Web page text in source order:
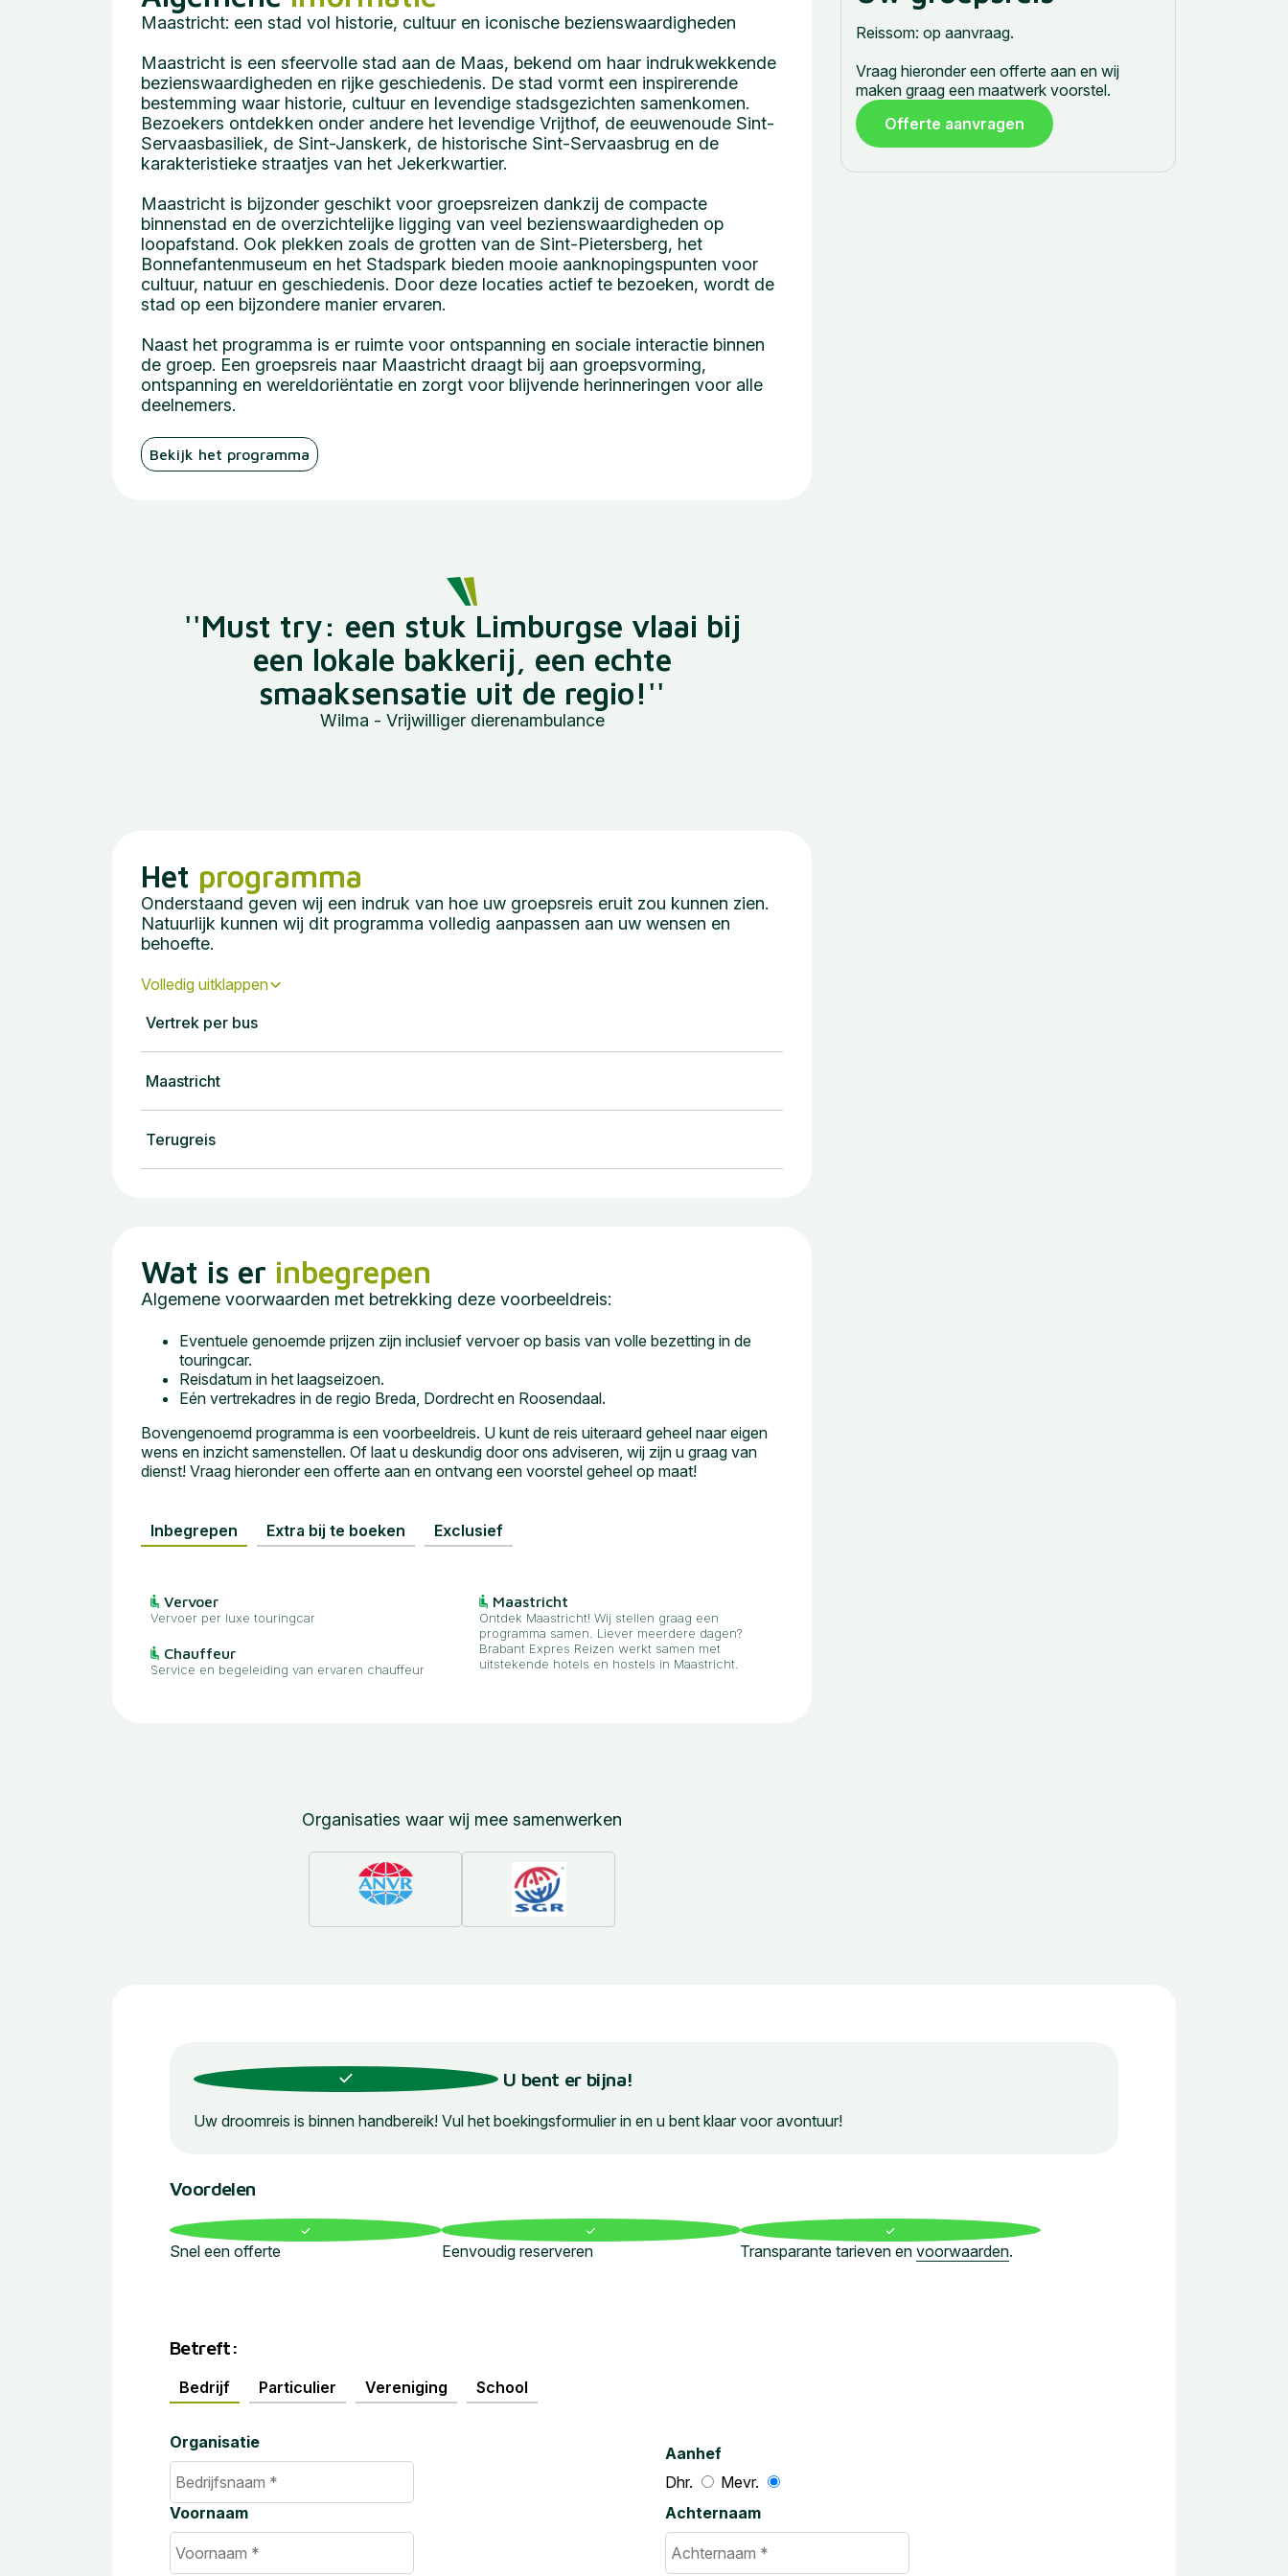
Maastricht: een stad vol historie, cultuur en iconische bezienswaardigheden
Maastricht is een sfeervolle stad aan de Maas, bekend om haar indrukwekkende
bezienswaardigheden en rijke geschiedenis. De stad vormt een inspirerende
bestemming waar historie, cultuur en levendige stadsgezichten samenkomen.
Bezoekers ontdekken onder andere het levendige Vrijthof, de eeuwenoude Sint-
Servaasbasiliek, de Sint-Janskerk, de historische Sint-Servaasbrug en de
karakteristieke straatjes van het Jekerkwartier.
Maastricht is bijzonder geschikt voor groepsreizen dankzij de compacte
binnenstad en de overzichtelijke ligging van veel bezienswaardigheden op
loopafstand. Ook plekken zoals de grotten van de Sint-Pietersberg, het
Bonnefantenmuseum en het Stadspark bieden mooie aanknopingspunten voor
cultuur, natuur en geschiedenis. Door deze locaties actief te bezoeken, wordt de
stad op een bijzondere manier ervaren.
Naast het programma is er ruimte voor ontspanning en sociale interactie binnen
de groep. Een groepsreis naar Maastricht draagt bij aan groepsvorming,
ontspanning en wereldoriëntatie en zorgt voor blijvende herinneringen voor alle
deelnemers.
Bekijk het programma
''Must try: een stuk Limburgse vlaai bij
een lokale bakkerij, een echte
smaaksensatie uit de regio!''
Wilma - Vrijwilliger dierenambulance
Het programma
Onderstaand geven wij een indruk van hoe uw groepsreis eruit zou kunnen zien.
Natuurlijk kunnen wij dit programma volledig aanpassen aan uw wensen en
behoefte.
Volledig uitklappen
Vertrek per bus
Maastricht
Terugreis
Wat is er inbegrepen
Algemene voorwaarden met betrekking deze voorbeeldreis:
Eventuele genoemde prijzen zijn inclusief vervoer op basis van volle bezetting in de
touringcar.
Reisdatum in het laagseizoen.
Eén vertrekadres in de regio Breda, Dordrecht en Roosendaal.
Bovengenoemd programma is een voorbeeldreis. U kunt de reis uiteraard geheel naar eigen
wens en inzicht samenstellen. Of laat u deskundig door ons adviseren, wij zijn u graag van
dienst! Vraag hieronder een offerte aan en ontvang een voorstel geheel op maat!
Inbegrepen Extra bij te boeken Exclusief
Vervoer
Vervoer per luxe touringcar
Chauffeur
Service en begeleiding van ervaren chauffeur
Maastricht
Ontdek Maastricht! Wij stellen graag een
programma samen. Liever meerdere dagen?
Brabant Expres Reizen werkt samen met
uitstekende hotels en hostels in Maastricht.
Organisaties waar wij mee samenwerken
Reissom: op aanvraag.
Vraag hieronder een offerte aan en wij
maken graag een maatwerk voorstel.
Offerte aanvragen
U bent er bijna!
Uw droomreis is binnen handbereik! Vul het boekingsformulier in en u bent klaar voor avontuur!
Voordelen
Snel een offerte Eenvoudig reserveren Transparante tarieven envoorwaarden.
Betreft:
Bedrijf Particulier Vereniging School
Organisatie
Aanhef
Dhr.
Mevr.
Voornaam
Achternaam